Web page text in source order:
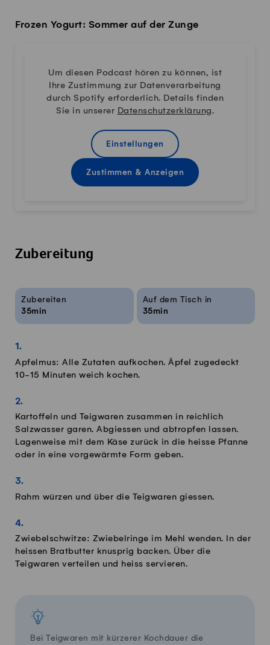
Frozen Yogurt: Sommer auf der Zunge
Um diesen Podcast hören zu können, ist
Ihre Zustimmung zur Datenverarbeitung
durch Spotify erforderlich. Details finden
Sie in unserer Datenschutzerklärung.
Einstellungen
Zustimmen & Anzeigen
Zubereitung
Rezeptinfos
Zubereiten
35min
Auf dem Tisch in
35min
Apfelmus: Alle Zutaten aufkochen. Äpfel zugedeckt
10-15 Minuten weich kochen.
Kartoffeln und Teigwaren zusammen in reichlich
Salzwasser garen. Abgiessen und abtropfen lassen.
Lagenweise mit dem Käse zurück in die heisse Pfanne
oder in eine vorgewärmte Form geben.
Rahm würzen und über die Teigwaren giessen.
Zwiebelschwitze: Zwiebelringe im Mehl wenden. In der
heissen Bratbutter knusprig backen. Über die
Teigwaren verteilen und heiss servieren.
Bei Teigwaren mit kürzerer Kochdauer die